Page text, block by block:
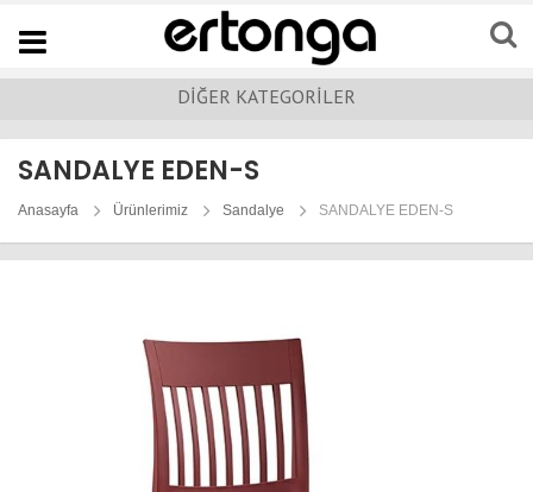
Navigation
DİĞER KATEGORİLER
SANDALYE EDEN-S
Anasayfa Ürünlerimiz Sandalye SANDALYE EDEN-S